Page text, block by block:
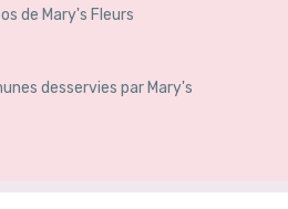
de Mary's Fleurs
desservies par Mary's